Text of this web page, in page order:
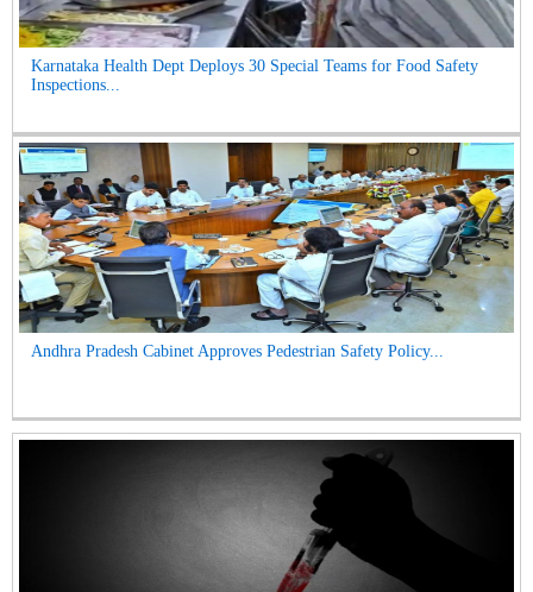
Karnataka Health Dept Deploys 30 Special Teams for Food Safety
Inspections...
Andhra Pradesh Cabinet Approves Pedestrian Safety Policy...